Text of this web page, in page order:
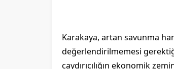
Karakaya, artan savunma
değerlendirilmemesi
caydırıcılığın ekonomik